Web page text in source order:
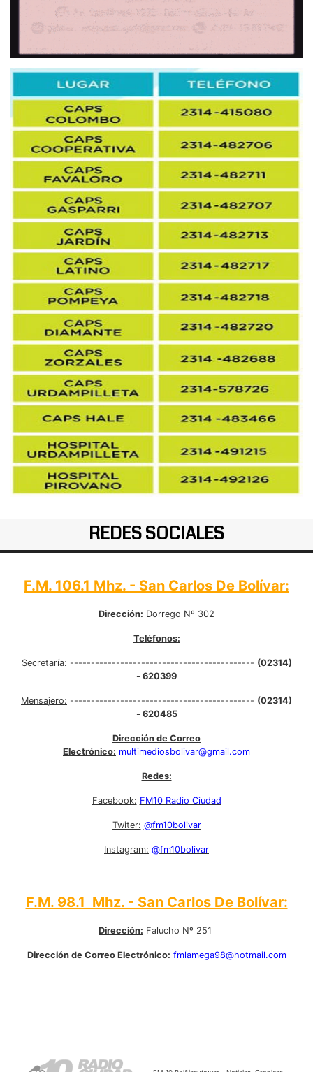
REDES SOCIALES
F.M. 106.1 Mhz. - San Carlos De Bolívar:
Dirección: Dorrego Nº 302
Teléfonos:
Secretaría: -------------------------------------------- (02314)
- 620399
Mensajero: -------------------------------------------- (02314)
- 620485
Dirección de Correo
Electrónico: multimediosbolivar@gmail.com
Redes:
Facebook: FM10 Radio Ciudad
Twiter: @fm10bolivar
Instagram: @fm10bolivar
F.M. 98.1 Mhz. - San Carlos De Bolívar:
Dirección: Falucho Nº 251
Dirección de Correo Electrónico: fmlamega98@hotmail.com